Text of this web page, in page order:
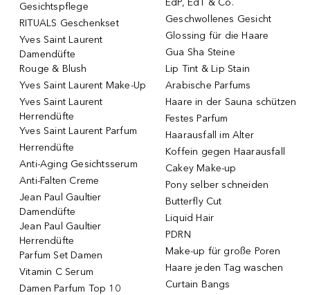
Gesichtspflege
RITUALS Geschenkset
Yves Saint Laurent
Damendüfte
Rouge & Blush
Yves Saint Laurent Make-Up
Yves Saint Laurent
Herrendüfte
Yves Saint Laurent Parfum
Herrendüfte
Anti-Aging Gesichtsserum
Anti-Falten Creme
Jean Paul Gaultier
Damendüfte
Jean Paul Gaultier
Herrendüfte
Parfum Set Damen
Vitamin C Serum
Damen Parfum Top 10
EdP, EdT & Co.
Geschwollenes Gesicht
Glossing für die Haare
Gua Sha Steine
Lip Tint & Lip Stain
Arabische Parfums
Haare in der Sauna schützen
Festes Parfum
Haarausfall im Alter
Koffein gegen Haarausfall
Cakey Make-up
Pony selber schneiden
Butterfly Cut
Liquid Hair
PDRN
Make-up für große Poren
Haare jeden Tag waschen
Curtain Bangs